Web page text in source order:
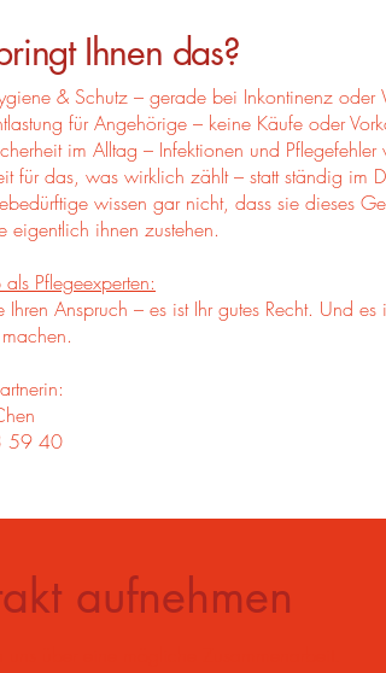
Ihnen das?
& Schutz – gerade bei Inkontinenz oder
für Angehörige – keine Käufe oder
im Alltag – Infektionen und Pflegefehler
für das, was wirklich zählt – statt ständig im
wissen gar nicht, dass sie dieses
ihnen zustehen.
Pflegeexperten:
Ihren Anspruch – es ist Ihr gutes Recht. Und
59 40
aufnehmen